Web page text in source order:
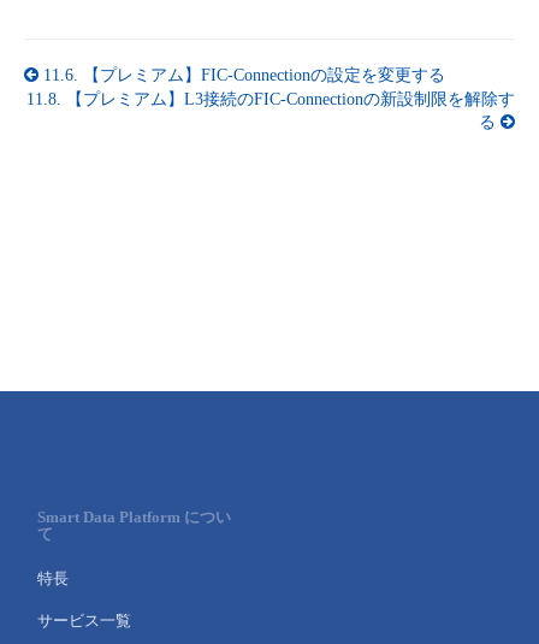
11.6.
【プレミアム】FIC-Connectionの設定を変更する
11.8.
【プレミアム】L3接続のFIC-Connectionの新設制限を解除す
る
Smart Data Platform につい
て
特長
サービス一覧